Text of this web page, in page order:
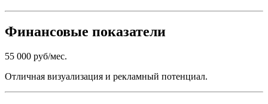
Финансовые показатели
55 000 руб/мес.
Отличная визуализация и рекламный потенциал.